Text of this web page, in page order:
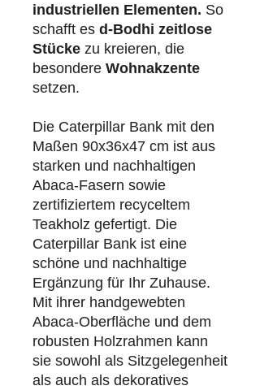
industriellen Elementen. So
schafft es d-Bodhi zeitlose
Stücke zu kreieren, die
besondere Wohnakzente
setzen.
Die Caterpillar Bank mit den
Maßen 90x36x47 cm ist aus
starken und nachhaltigen
Abaca-Fasern sowie
zertifiziertem recyceltem
Teakholz gefertigt. Die
Caterpillar Bank ist eine
schöne und nachhaltige
Ergänzung für Ihr Zuhause.
Mit ihrer handgewebten
Abaca-Oberfläche und dem
robusten Holzrahmen kann
sie sowohl als Sitzgelegenheit
als auch als dekoratives